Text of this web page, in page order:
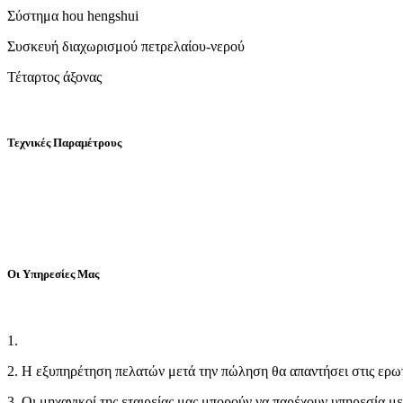
Σύστημα hou hengshui
Συσκευή διαχωρισμού πετρελαίου-νερού
Τέταρτος άξονας
Τεχνικές Παραμέτρους
Οι Υπηρεσίες Μας
1.
2. Η εξυπηρέτηση πελατών μετά την πώληση θα απαντήσει στις